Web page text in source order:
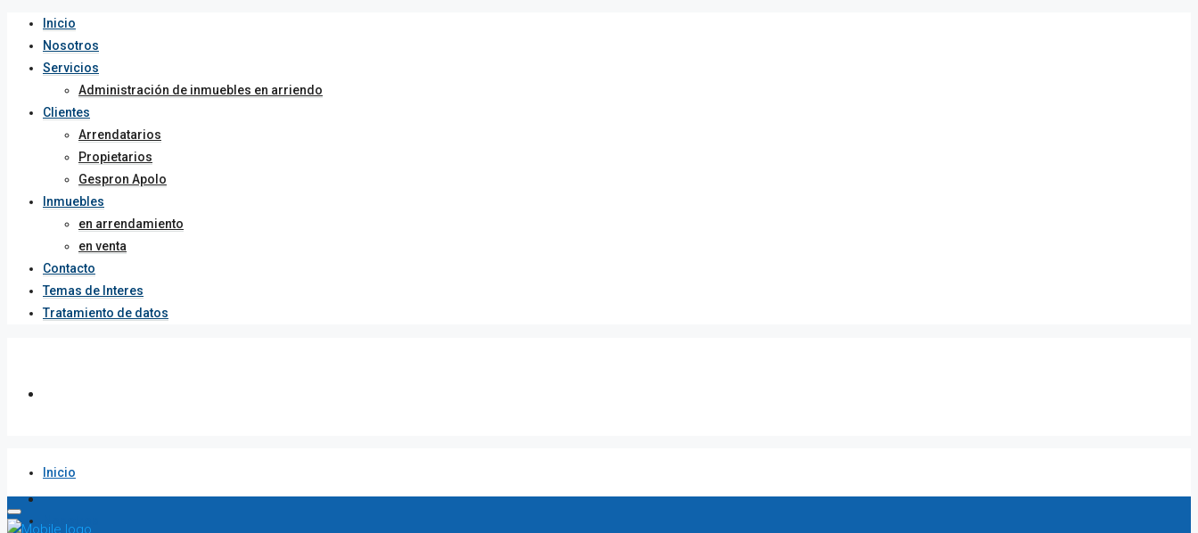
Inicio
Nosotros
Servicios
Administración de inmuebles en arriendo
Clientes
Arrendatarios
Propietarios
Gespron Apolo
Inmuebles
en arrendamiento
en venta
Contacto
Temas de Interes
Tratamiento de datos
Inicio